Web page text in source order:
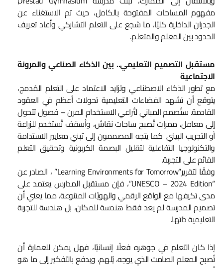
مفهوم المساحات المفتوحة بالكامل، حيث تم الاستغناء عن
الجدران الداخلية كليًا، ما شجع على التعلم التشاركي وأعاد تعريف
الحدود بين المعلم والمتعلم.
مستقبل التصميم التعليمي.. بين الذكاء الصناعي والمرونة
الاجتماعية
مع تطور الذكاء الاصطناعي وتزايد الاعتماد على التعلم المُدمج،
يتوقع أن تشهد الفضاءات التعليمية تحولات أعظم في العقود
القادمة. ستُصمم المباني لتُراعي الاستخدام المرن – فصول تتحول
إلى معامل، ممرات تُصبح ساحات نقاش، وأسقف تُستخدم للزراعة
أو التجريب البيئي. كما يتجه المصممون إلى تبني معايير الاستدامة
والتكنولوجيا التفاعلية لتقليل البصمة الكربونية وتحقيق التعلم
القائم على التجربة.
وفقًا لتقرير“Learning Environments for Tomorrow” ، الصادر عن
“UNESCO – 2024 Edition”، فإن مستقبل المدارس يعتمد على
مدى تكيفها مع الواقع الرقمي والهويّات المتنوعة، مما يعني أن
تصميم المدرسة لم يعد فقط هندسة للمكان، بل هندسة للتجربة
التعليمية ذاتها.
إذا كان التعلم في جوهره فعلًا إنسانيًا، فهل يمكن للعمارة أن
تُصبح المعلم الصامت الذي يوجه، يُلهم، ويدفع بالتفكير إلى ما هو